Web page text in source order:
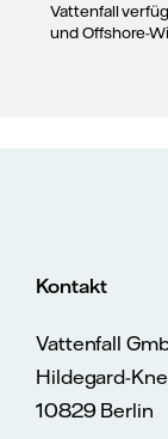
Vattenfall
und Offshore-
Kontakt
Vattenfall
Hildegard-
10829 Berlin